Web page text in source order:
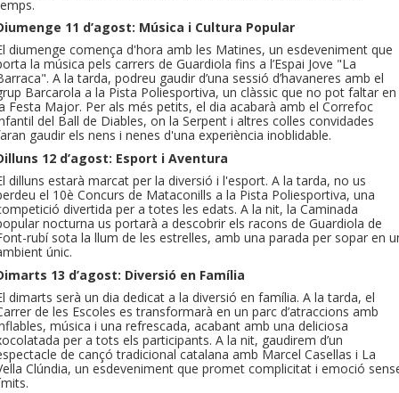
11 d’agost: Música i Cultura Popular
diumenge comença d'hora amb les Matines, un esdeveniment que
la música pels carrers de Guardiola fins a l’Espai Jove "La
A la tarda, podreu gaudir d’una sessió d’havaneres amb el
Barcarola a la Pista Poliesportiva, un clàssic que no pot faltar en
Festa Major. Per als més petits, el dia acabarà amb el Correfoc
del Ball de Diables, on la Serpent i altres colles convidades
gaudir els nens i nenes d'una experiència inoblidable.
12 d’agost: Esport i Aventura
dilluns estarà marcat per la diversió i l'esport. A la tarda, no us
el 10è Concurs de Mataconills a la Pista Poliesportiva, una
divertida per a totes les edats. A la nit, la Caminada
nocturna us portarà a descobrir els racons de Guardiola de
rubí sota la llum de les estrelles, amb una parada per sopar en
únic.
13 d’agost: Diversió en Família
dimarts serà un dia dedicat a la diversió en família. A la tarda, el
de les Escoles es transformarà en un parc d’atraccions amb
música i una refrescada, acabant amb una deliciosa
per a tots els participants. A la nit, gaudirem d’un
de cançó tradicional catalana amb Marcel Casellas i La
Clúndia, un esdeveniment que promet complicitat i emoció